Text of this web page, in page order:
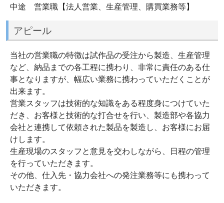
中途 営業職【法人営業、生産管理、購買業務等】
アピール
当社の営業職の特徴は試作品の受注から製造、生産管理
など、納品までの各工程に携わり、非常に責任のある仕
事となりますが、幅広い業務に携わっていただくことが
出来ます。
営業スタッフは技術的な知識をある程度身につけていた
だき、お客様と技術的な打合せを行い、製造部や各協力
会社と連携して依頼された製品を製造し、お客様にお届
けします。
生産現場のスタッフと意見を交わしながら、日程の管理
を行っていただきます。
その他、仕入先・協力会社への発注業務等にも携わって
いただきます。